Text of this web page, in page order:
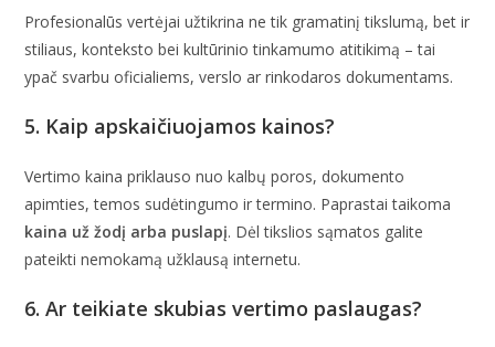
Profesionalūs vertėjai užtikrina ne tik gramatinį tikslumą, bet ir
stiliaus, konteksto bei kultūrinio tinkamumo atitikimą – tai
ypač svarbu oficialiems, verslo ar rinkodaros dokumentams.
5. Kaip apskaičiuojamos kainos?
Vertimo kaina priklauso nuo kalbų poros, dokumento
apimties, temos sudėtingumo ir termino. Paprastai taikoma
kaina už žodį arba puslapį. Dėl tikslios sąmatos galite
pateikti nemokamą užklausą internetu.
6. Ar teikiate skubias vertimo paslaugas?